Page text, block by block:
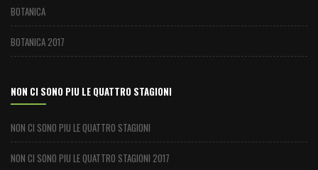
BOTANICA
BOTANICA 2017
NON CI SONO PIU LE QUATTRO STAGIONI
NON CI SONO PIU LE QUATTRO STAGIONI
NON CI SONO PIU LE QUATTRO STAGIONI 2017